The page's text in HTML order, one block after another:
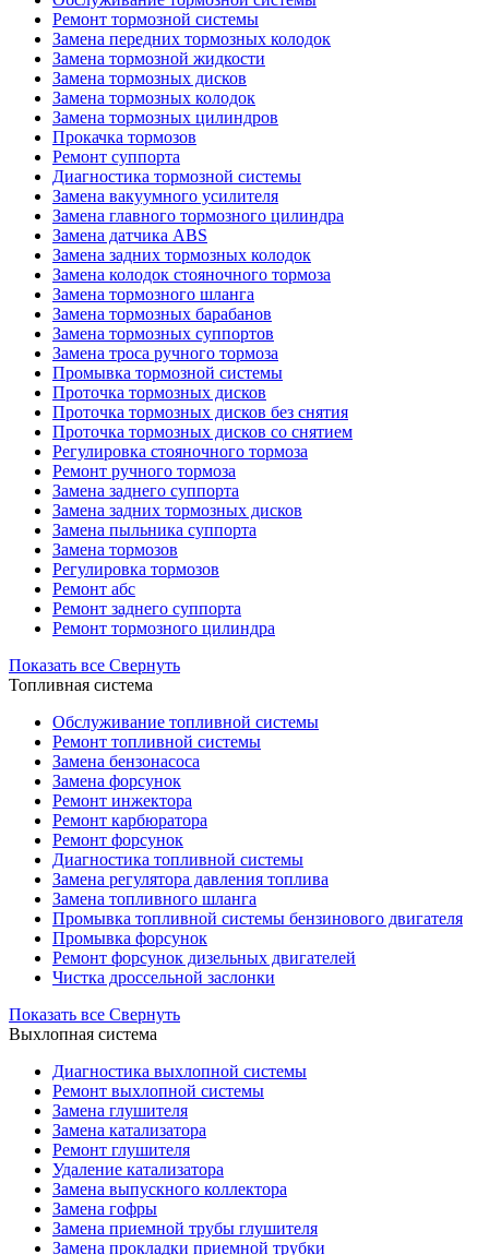
Ремонт тормозной системы
Замена передних тормозных колодок
Замена тормозной жидкости
Замена тормозных дисков
Замена тормозных колодок
Замена тормозных цилиндров
Прокачка тормозов
Ремонт суппорта
Диагностика тормозной системы
Замена вакуумного усилителя
Замена главного тормозного цилиндра
Замена датчика ABS
Замена задних тормозных колодок
Замена колодок стояночного тормоза
Замена тормозного шланга
Замена тормозных барабанов
Замена тормозных суппортов
Замена троса ручного тормоза
Промывка тормозной системы
Проточка тормозных дисков
Проточка тормозных дисков без снятия
Проточка тормозных дисков со снятием
Регулировка стояночного тормоза
Ремонт ручного тормоза
Замена заднего суппорта
Замена задних тормозных дисков
Замена пыльника суппорта
Замена тормозов
Регулировка тормозов
Ремонт абс
Ремонт заднего суппорта
Ремонт тормозного цилиндра
Показать все Свернуть
Топливная система
Обслуживание топливной системы
Ремонт топливной системы
Замена бензонасоса
Замена форсунок
Ремонт инжектора
Ремонт карбюратора
Ремонт форсунок
Диагностика топливной системы
Замена регулятора давления топлива
Замена топливного шланга
Промывка топливной системы бензинового двигателя
Промывка форсунок
Ремонт форсунок дизельных двигателей
Чистка дроссельной заслонки
Показать все Свернуть
Выхлопная система
Диагностика выхлопной системы
Ремонт выхлопной системы
Замена глушителя
Замена катализатора
Ремонт глушителя
Удаление катализатора
Замена выпускного коллектора
Замена гофры
Замена приемной трубы глушителя
Замена прокладки приемной трубки